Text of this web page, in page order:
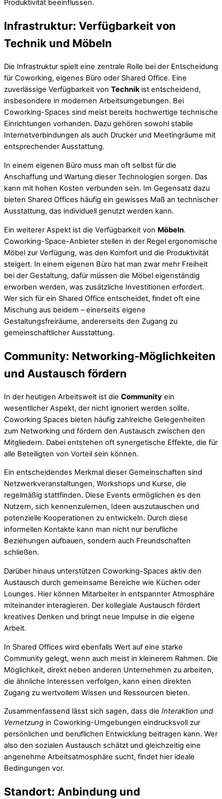
Produktivität beeinflussen.
Infrastruktur: Verfügbarkeit von
Technik und Möbeln
Die Infrastruktur spielt eine zentrale Rolle bei der Entscheidung
für Coworking, eigenes Büro oder Shared Office. Eine
zuverlässige Verfügbarkeit von Technikist entscheidend,
insbesondere in modernen Arbeitsumgebungen. Bei
Coworking-Spaces sind meist bereits hochwertige technische
Einrichtungen vorhanden. Dazu gehören sowohl stabile
Internetverbindungen als auch Drucker und Meetingräume mit
entsprechender Ausstattung.
In einem eigenen Büro muss man oft selbst für die
Anschaffung und Wartung dieser Technologien sorgen. Das
kann mit hohen Kosten verbunden sein. Im Gegensatz dazu
bieten Shared Offices häufig ein gewisses Maß an technischer
Ausstattung, das individuell genutzt werden kann.
Ein weiterer Aspekt ist die Verfügbarkeit von Möbeln.
Coworking-Space-Anbieter stellen in der Regel ergonomische
Möbel zur Verfügung, was den Komfort und die Produktivität
steigert. In einem eigenen Büro hat man zwar mehr Freiheit
bei der Gestaltung, dafür müssen die Möbel eigenständig
erworben werden, was zusätzliche Investitionen erfordert.
Wer sich für ein Shared Office entscheidet, findet oft eine
Mischung aus beidem – einerseits eigene
Gestaltungsfreiräume, andererseits den Zugang zu
gemeinschaftlicher Ausstattung.
Community: Networking-Möglichkeiten
und Austausch fördern
In der heutigen Arbeitswelt ist die Community ein
wesentlicher Aspekt, der nicht ignoriert werden sollte.
Coworking Spaces bieten häufig zahlreiche Gelegenheiten
zum Networking und fördern den Austausch zwischen den
Mitgliedern. Dabei entstehen oft synergetische Effekte, die für
alle Beteiligten von Vorteil sein können.
Ein entscheidendes Merkmal dieser Gemeinschaften sind
Netzwerkveranstaltungen, Workshops und Kurse, die
regelmäßig stattfinden. Diese Events ermöglichen es den
Nutzern, sich kennenzulernen, Ideen auszutauschen und
potenzielle Kooperationen zu entwickeln. Durch diese
informellen Kontakte kann man nicht nur berufliche
Beziehungen aufbauen, sondern auch Freundschaften
schließen.
Darüber hinaus unterstützen Coworking-Spaces aktiv den
Austausch durch gemeinsame Bereiche wie Küchen oder
Lounges. Hier können Mitarbeiter in entspannter Atmosphäre
miteinander interagieren. Der kollegiale Austausch fördert
kreatives Denken und bringt neue Impulse in die eigene
Arbeit.
In Shared Offices wird ebenfalls Wert auf eine starke
Community gelegt, wenn auch meist in kleinerem Rahmen. Die
Möglichkeit, direkt neben anderen Unternehmen zu arbeiten,
die ähnliche Interessen verfolgen, kann einen direkten
Zugang zu wertvollem Wissen und Ressourcen bieten.
Zusammenfassend lässt sich sagen, dass die Interaktion und
Vernetzung in Coworking-Umgebungen eindrucksvoll zur
persönlichen und beruflichen Entwicklung beitragen kann. Wer
also den sozialen Austausch schätzt und gleichzeitig eine
angenehme Arbeitsatmosphäre sucht, findet hier ideale
Bedingungen vor.
Standort: Anbindung und